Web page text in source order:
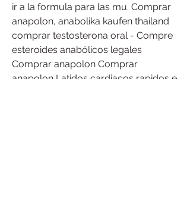
ir a la formula para las mu. Comprar
anapolon, anabolika kaufen thailand
comprar testosterona oral - Compre
esteroides anabólicos legales
Comprar anapolon Comprar
anapolon Latidos cardiacos rapidos e